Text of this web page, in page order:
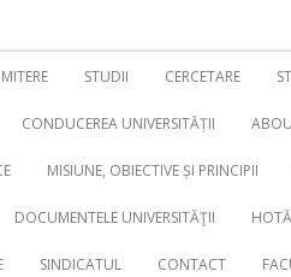
STUDII CERCETARE
CONDUCEREA UNIVERSITĂȚII
MISIUNE, OBIECTIVE ȘI PRINCIPII
DOCUMENTELE UNIVERSITĂŢII
SINDICATUL CONTACT